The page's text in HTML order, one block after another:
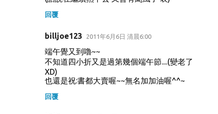
回覆
billjoe123 2011年6月6日 清晨6:00
端午覺又到嚕~~
不知道四小折又是過第幾個端午節....(變老了
XD)
也還是祝:書都大賣喔~~無名加加油喔^^~
回覆